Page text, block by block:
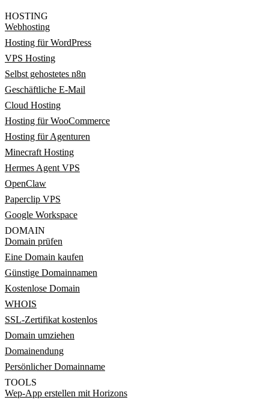
HOSTING
Webhosting
Hosting für WordPress
VPS Hosting
Selbst gehostetes n8n
Geschäftliche E-Mail
Cloud Hosting
Hosting für WooCommerce
Hosting für Agenturen
Minecraft Hosting
Hermes Agent VPS
OpenClaw
Paperclip VPS
Google Workspace
DOMAIN
Domain prüfen
Eine Domain kaufen
Günstige Domainnamen
Kostenlose Domain
WHOIS
SSL-Zertifikat kostenlos
Domain umziehen
Domainendung
Persönlicher Domainname
TOOLS
Wep-App erstellen mit Horizons